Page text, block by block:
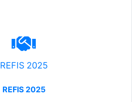
REFIS 2025
REFIS 2025